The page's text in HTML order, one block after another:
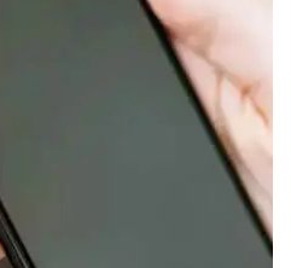
г. Киев, ул. Анны Ахматовой, 30
г. Киев, ул. Казимира Малевича, 87